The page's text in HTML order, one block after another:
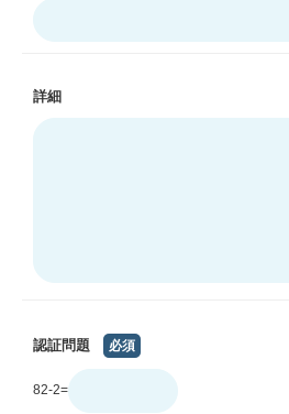
詳細
認証問題 必須
82-2=